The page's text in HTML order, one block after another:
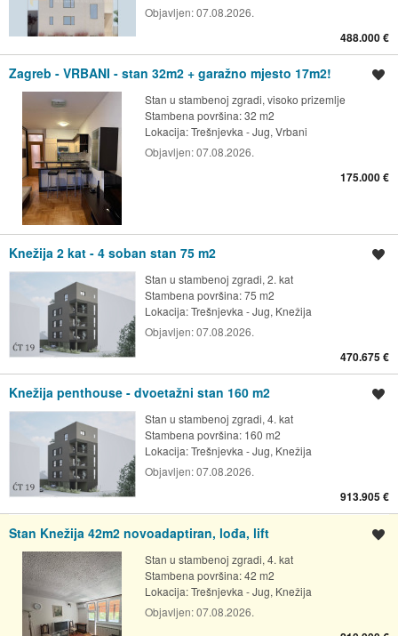
Objavljen:07.08.2026.
488.000 €
Zagreb - VRBANI - stan 32m2 + garažno mjesto 17m2!
Stan u stambenoj zgradi, visoko prizemlje
Stambena površina: 32 m2
Lokacija:Trešnjevka - Jug, Vrbani
Objavljen:07.08.2026.
175.000 €
Knežija 2 kat - 4 soban stan 75 m2
Stan u stambenoj zgradi, 2. kat
Stambena površina: 75 m2
Lokacija:Trešnjevka - Jug, Knežija
Objavljen:07.08.2026.
470.675 €
Knežija penthouse - dvoetažni stan 160 m2
Stan u stambenoj zgradi, 4. kat
Stambena površina: 160 m2
Lokacija:Trešnjevka - Jug, Knežija
Objavljen:07.08.2026.
913.905 €
Stan Knežija 42m2 novoadaptiran, lođa, lift
Stan u stambenoj zgradi, 4. kat
Stambena površina: 42 m2
Lokacija:Trešnjevka - Jug, Knežija
Objavljen:07.08.2026.